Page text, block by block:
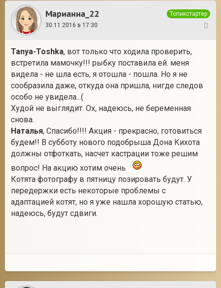
Марианна_22
Топикстартер
30.11.2016 в 17:30
Tanya-Toshka, вот только что ходила проверить,
встретила мамочку!!! рыбку поставила ей. меня
видела - не шла есть, я отошла - пошла. Но я не
сообразила даже, откуда она пришла, нигде следов
особо не увидела...(
Худой не выглядит. Ох, надеюсь, не беременная
снова.
Наталья, Спасибо!!!! Акция - прекрасно, готовиться
будем!! В субботу нового подобрыша Дона Кихота
должны отфоткать, насчет кастрации тоже решим
вопрос! На акцию хотим очень
Котята фотографу в пятницу позировать будут. У
передержки есть некоторые проблемы с
адаптацией котят, но я уже нашла хорошую статью,
надеюсь, будут сдвиги.